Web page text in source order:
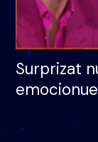
Surprizat
nëna
nuk i